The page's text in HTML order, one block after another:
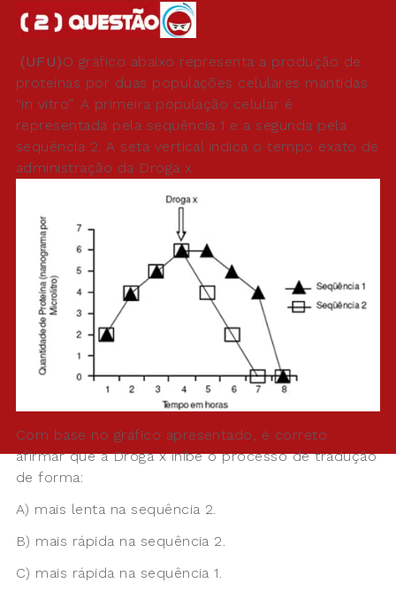
(UFU)O gráfico abaixo representa a produção de
proteínas por duas populações celulares mantidas
“in vitro”. A primeira população celular é
representada pela sequência 1 e a segunda pela
sequência 2. A seta vertical indica o tempo exato de
administração da Droga x.
Com base no gráfico apresentado, é correto
afirmar que a Droga x inibe o processo de tradução
de forma:
A) mais lenta na sequência 2.
B) mais rápida na sequência 2.
C) mais rápida na sequência 1.